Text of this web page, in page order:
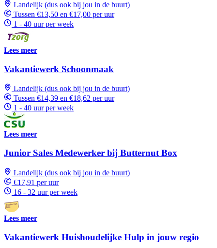
Landelijk (dus ook bij jou in de buurt)
Tussen €13,50 en €17,00 per uur
1 - 40 uur per week
Lees meer
Vakantiewerk Schoonmaak
Landelijk (dus ook bij jou in de buurt)
Tussen €14,39 en €18,62 per uur
1 - 40 uur per week
Lees meer
Junior Sales Medewerker bij Butternut Box
Landelijk (dus ook bij jou in de buurt)
€17,91 per uur
16 - 32 uur per week
Lees meer
Vakantiewerk Huishoudelijke Hulp in jouw regio